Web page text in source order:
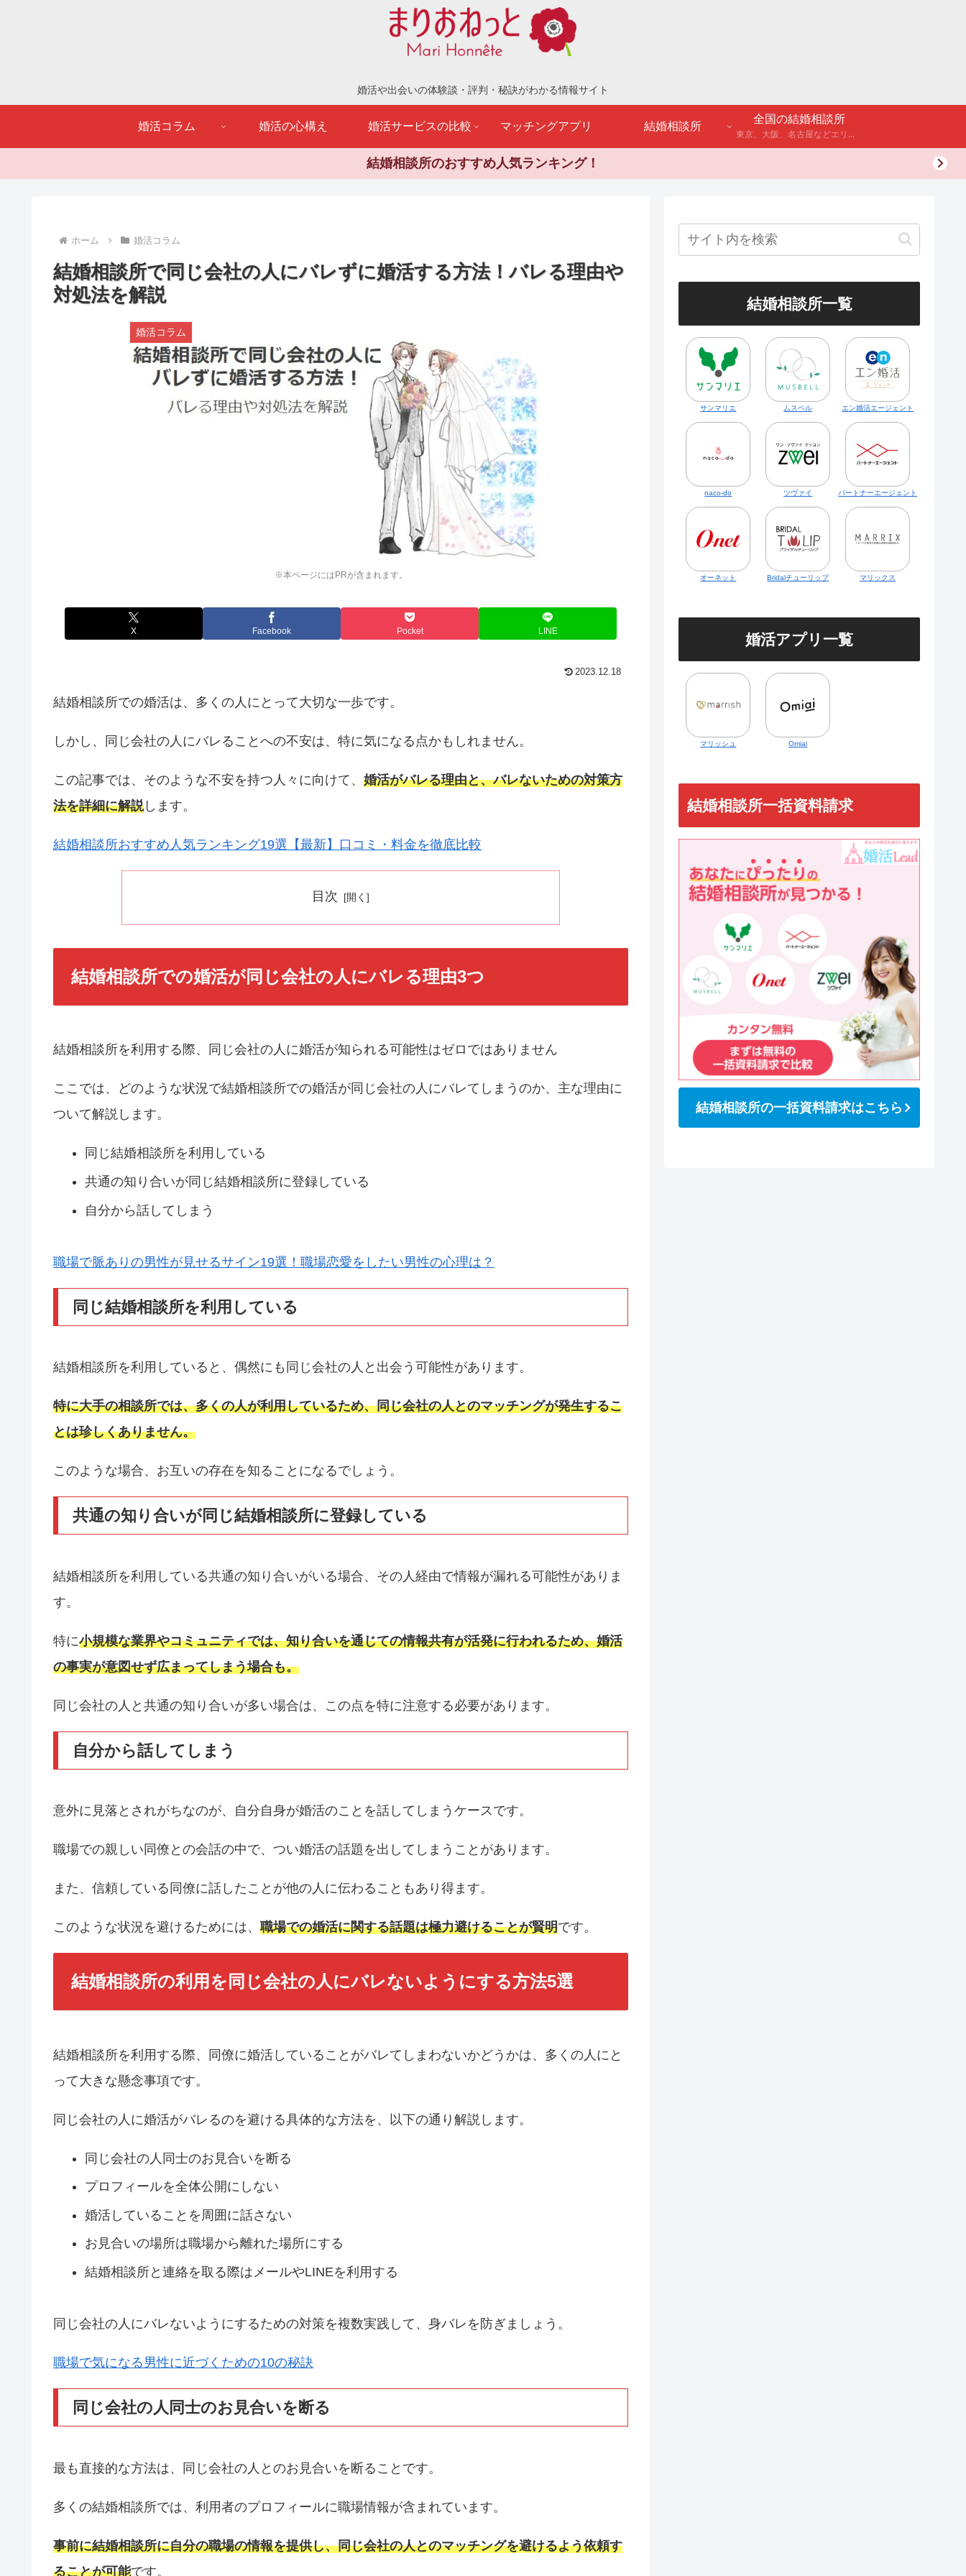
婚活や出会いの体験談・評判・秘訣がわかる情報サイト
婚活コラム 婚活の心構え 婚活サービスの比較 マッチングアプリ 結婚相談所
全国の結婚相談所
東京、大阪、名古屋などエリア別のアンケート調査や結婚相談所・婚活パーティーの体験談などを公開。
結婚相談所のおすすめ人気ランキング！
ホーム 婚活コラム
結婚相談所で同じ会社の人にバレずに婚活する方法！バレる理由や
対処法を解説
※本ページにはPRが含まれます。
婚活コラム
X Facebook Pocket LINE
2023.12.18
結婚相談所での婚活は、多くの人にとって大切な一歩です。
しかし、同じ会社の人にバレることへの不安は、特に気になる点かもしれません。
この記事では、そのような不安を持つ人々に向けて、 婚活がバレる理由と、バレないための対策方
法を詳細に解説します。
結婚相談所おすすめ人気ランキング19選【最新】口コミ・料金を徹底比較
目次
結婚相談所での婚活が同じ会社の人にバレる理由3つ
結婚相談所を利用する際、同じ会社の人に婚活が知られる可能性はゼロではありません
ここでは、どのような状況で結婚相談所での婚活が同じ会社の人にバレてしまうのか、主な理由に
ついて解説します。
同じ結婚相談所を利用している
共通の知り合いが同じ結婚相談所に登録している
自分から話してしまう
職場で脈ありの男性が見せるサイン19選！職場恋愛をしたい男性の心理は？
同じ結婚相談所を利用している
結婚相談所を利用していると、偶然にも同じ会社の人と出会う可能性があります。
特に大手の相談所では、多くの人が利用しているため、同じ会社の人とのマッチングが発生するこ
とは珍しくありません。
このような場合、お互いの存在を知ることになるでしょう。
共通の知り合いが同じ結婚相談所に登録している
結婚相談所を利用している共通の知り合いがいる場合、その人経由で情報が漏れる可能性がありま
す。
特に小規模な業界やコミュニティでは、知り合いを通じての情報共有が活発に行われるため、婚活
の事実が意図せず広まってしまう場合も。
同じ会社の人と共通の知り合いが多い場合は、この点を特に注意する必要があります。
自分から話してしまう
意外に見落とされがちなのが、自分自身が婚活のことを話してしまうケースです。
職場での親しい同僚との会話の中で、つい婚活の話題を出してしまうことがあります。
また、信頼している同僚に話したことが他の人に伝わることもあり得ます。
このような状況を避けるためには、 職場での婚活に関する話題は極力避けることが賢明です。
結婚相談所の利用を同じ会社の人にバレないようにする方法5選
結婚相談所を利用する際、同僚に婚活していることがバレてしまわないかどうかは、多くの人にと
って大きな懸念事項です。
同じ会社の人に婚活がバレるのを避ける具体的な方法を、以下の通り解説します。
同じ会社の人同士のお見合いを断る
プロフィールを全体公開にしない
婚活していることを周囲に話さない
お見合いの場所は職場から離れた場所にする
結婚相談所と連絡を取る際はメールやLINEを利用する
同じ会社の人にバレないようにするための対策を複数実践して、身バレを防ぎましょう。
職場で気になる男性に近づくための10の秘訣
同じ会社の人同士のお見合いを断る
最も直接的な方法は、同じ会社の人とのお見合いを断ることです。
多くの結婚相談所では、利用者のプロフィールに職場情報が含まれています。
事前に結婚相談所に自分の職場の情報を提供し、同じ会社の人とのマッチングを避けるよう依頼す
ることが可能です。
結婚相談所一覧
サンマリエ ムスベル エン婚活エージェント
naco-do ツヴァイ パートナーエージェント
オーネット Bridalチューリップ マリックス
婚活アプリ一覧
マリッシュ Omiai
結婚相談所一括資料請求
結婚相談所の一括資料請求はこちら